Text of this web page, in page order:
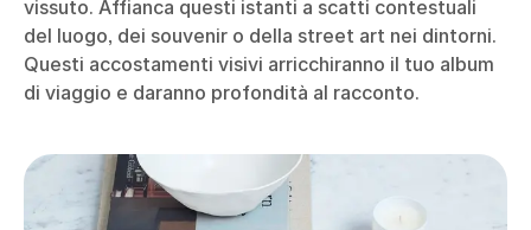
vissuto. Affianca questi istanti a scatti contestuali
del luogo, dei souvenir o della street art nei dintorni.
Questi accostamenti visivi arricchiranno il tuo album
di viaggio e daranno profondità al racconto.